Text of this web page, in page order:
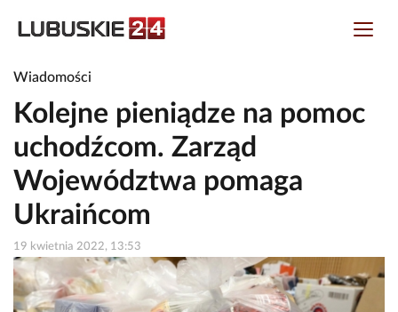
Wiadomości
Kolejne pieniądze na pomoc
uchodźcom. Zarząd
Województwa pomaga
Ukraińcom
19 kwietnia 2022, 13:53